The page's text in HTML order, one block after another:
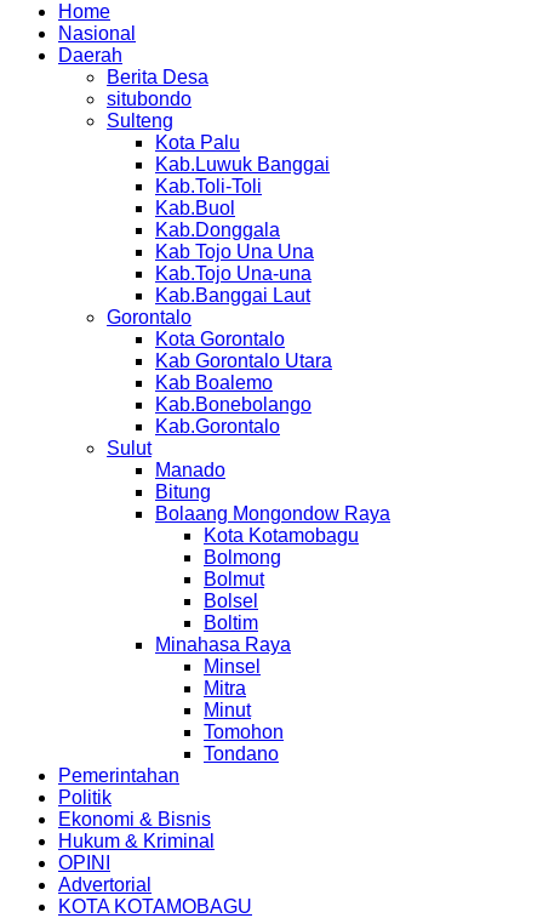
Home
Nasional
Daerah
Berita Desa
situbondo
Sulteng
Kota Palu
Kab.Luwuk Banggai
Kab.Toli-Toli
Kab.Buol
Kab.Donggala
Kab Tojo Una Una
Kab.Tojo Una-una
Kab.Banggai Laut
Gorontalo
Kota Gorontalo
Kab Gorontalo Utara
Kab Boalemo
Kab.Bonebolango
Kab.Gorontalo
Sulut
Manado
Bitung
Bolaang Mongondow Raya
Kota Kotamobagu
Bolmong
Bolmut
Bolsel
Boltim
Minahasa Raya
Minsel
Mitra
Minut
Tomohon
Tondano
Pemerintahan
Politik
Ekonomi & Bisnis
Hukum & Kriminal
OPINI
Advertorial
KOTA KOTAMOBAGU